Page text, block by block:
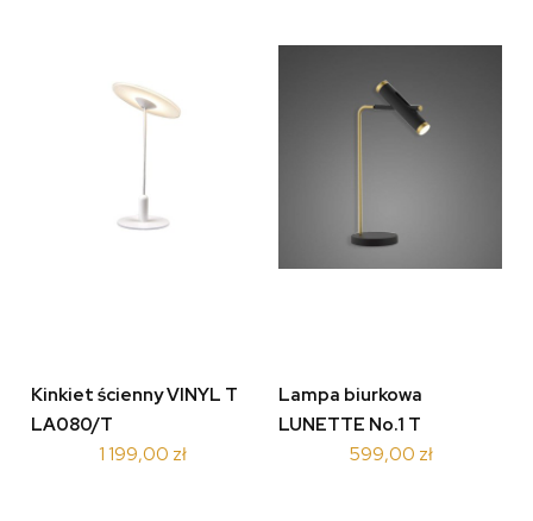
Kinkiet ścienny VINYL T
LA080/T
1 199,00 zł
Lampa biurkowa
LUNETTE No.1 T
LA062/T_black
599,00 zł